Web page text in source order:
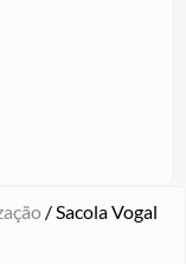
/ Sacola Vogal